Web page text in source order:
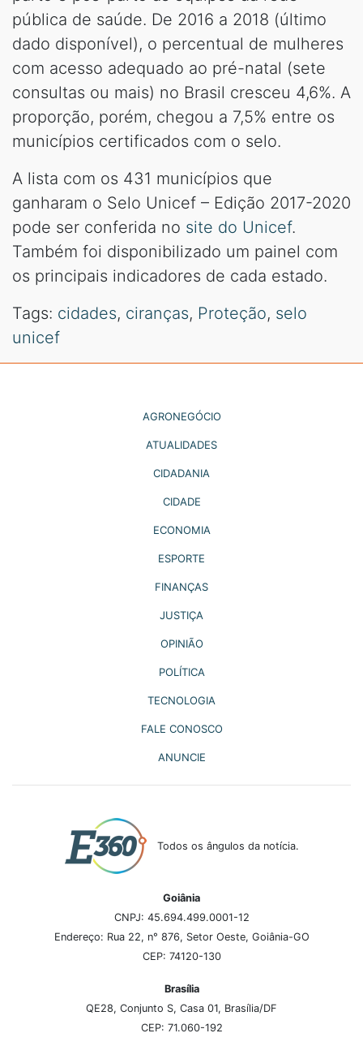
pública de saúde. De 2016 a 2018 (último
dado disponível), o percentual de mulheres
com acesso adequado ao pré-natal (sete
consultas ou mais) no Brasil cresceu 4,6%. A
proporção, porém, chegou a 7,5% entre os
municípios certificados com o selo.
A lista com os 431 municípios que
ganharam o Selo Unicef – Edição 2017-2020
pode ser conferida no site do Unicef.
Também foi disponibilizado um painel com
os principais indicadores de cada estado.
Tags: cidades, ciranças, Proteção, selo
unicef
AGRONEGÓCIO
ATUALIDADES
CIDADANIA
CIDADE
ECONOMIA
ESPORTE
FINANÇAS
JUSTIÇA
OPINIÃO
POLÍTICA
TECNOLOGIA
FALE CONOSCO
ANUNCIE
Todos os ângulos da notícia.
Goiânia
CNPJ: 45.694.499.0001-12
Endereço: Rua 22, n° 876, Setor Oeste, Goiânia-GO
CEP: 74120-130
Brasília
QE28, Conjunto S, Casa 01, Brasília/DF
CEP: 71.060-192